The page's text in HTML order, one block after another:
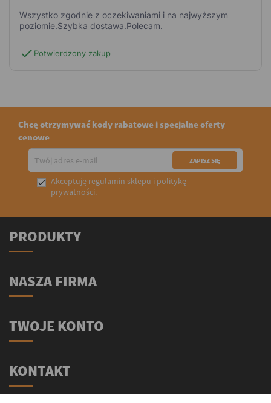
Wszystko zgodnie z oczekiwaniami i na najwyższym
poziomie.Szybka dostawa.Polecam.
check Potwierdzony zakup
Chcę otrzymywać kody rabatowe i specjalne oferty
cenowe
 Akceptuję regulamin sklepu i politykę
prywatności.
PRODUKTY
NASZA FIRMA
TWOJE KONTO
KONTAKT